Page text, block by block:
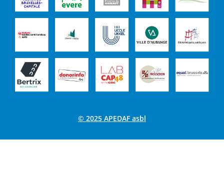
© 2025 APEDAF asbl